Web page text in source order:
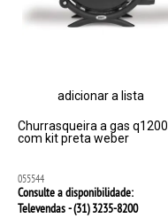
adicionar a lista
Churrasqueira a gas q1200
com kit preta weber
055544
Consulte a disponibilidade:
Televendas - (31)3235-8200